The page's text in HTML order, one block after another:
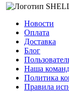
Новости
Оплата
Доставка
Блог
Наша
Политика
Правила